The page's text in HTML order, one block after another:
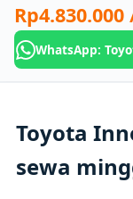
Rp4.830.000
WhatsApp:
Toyota
sewa